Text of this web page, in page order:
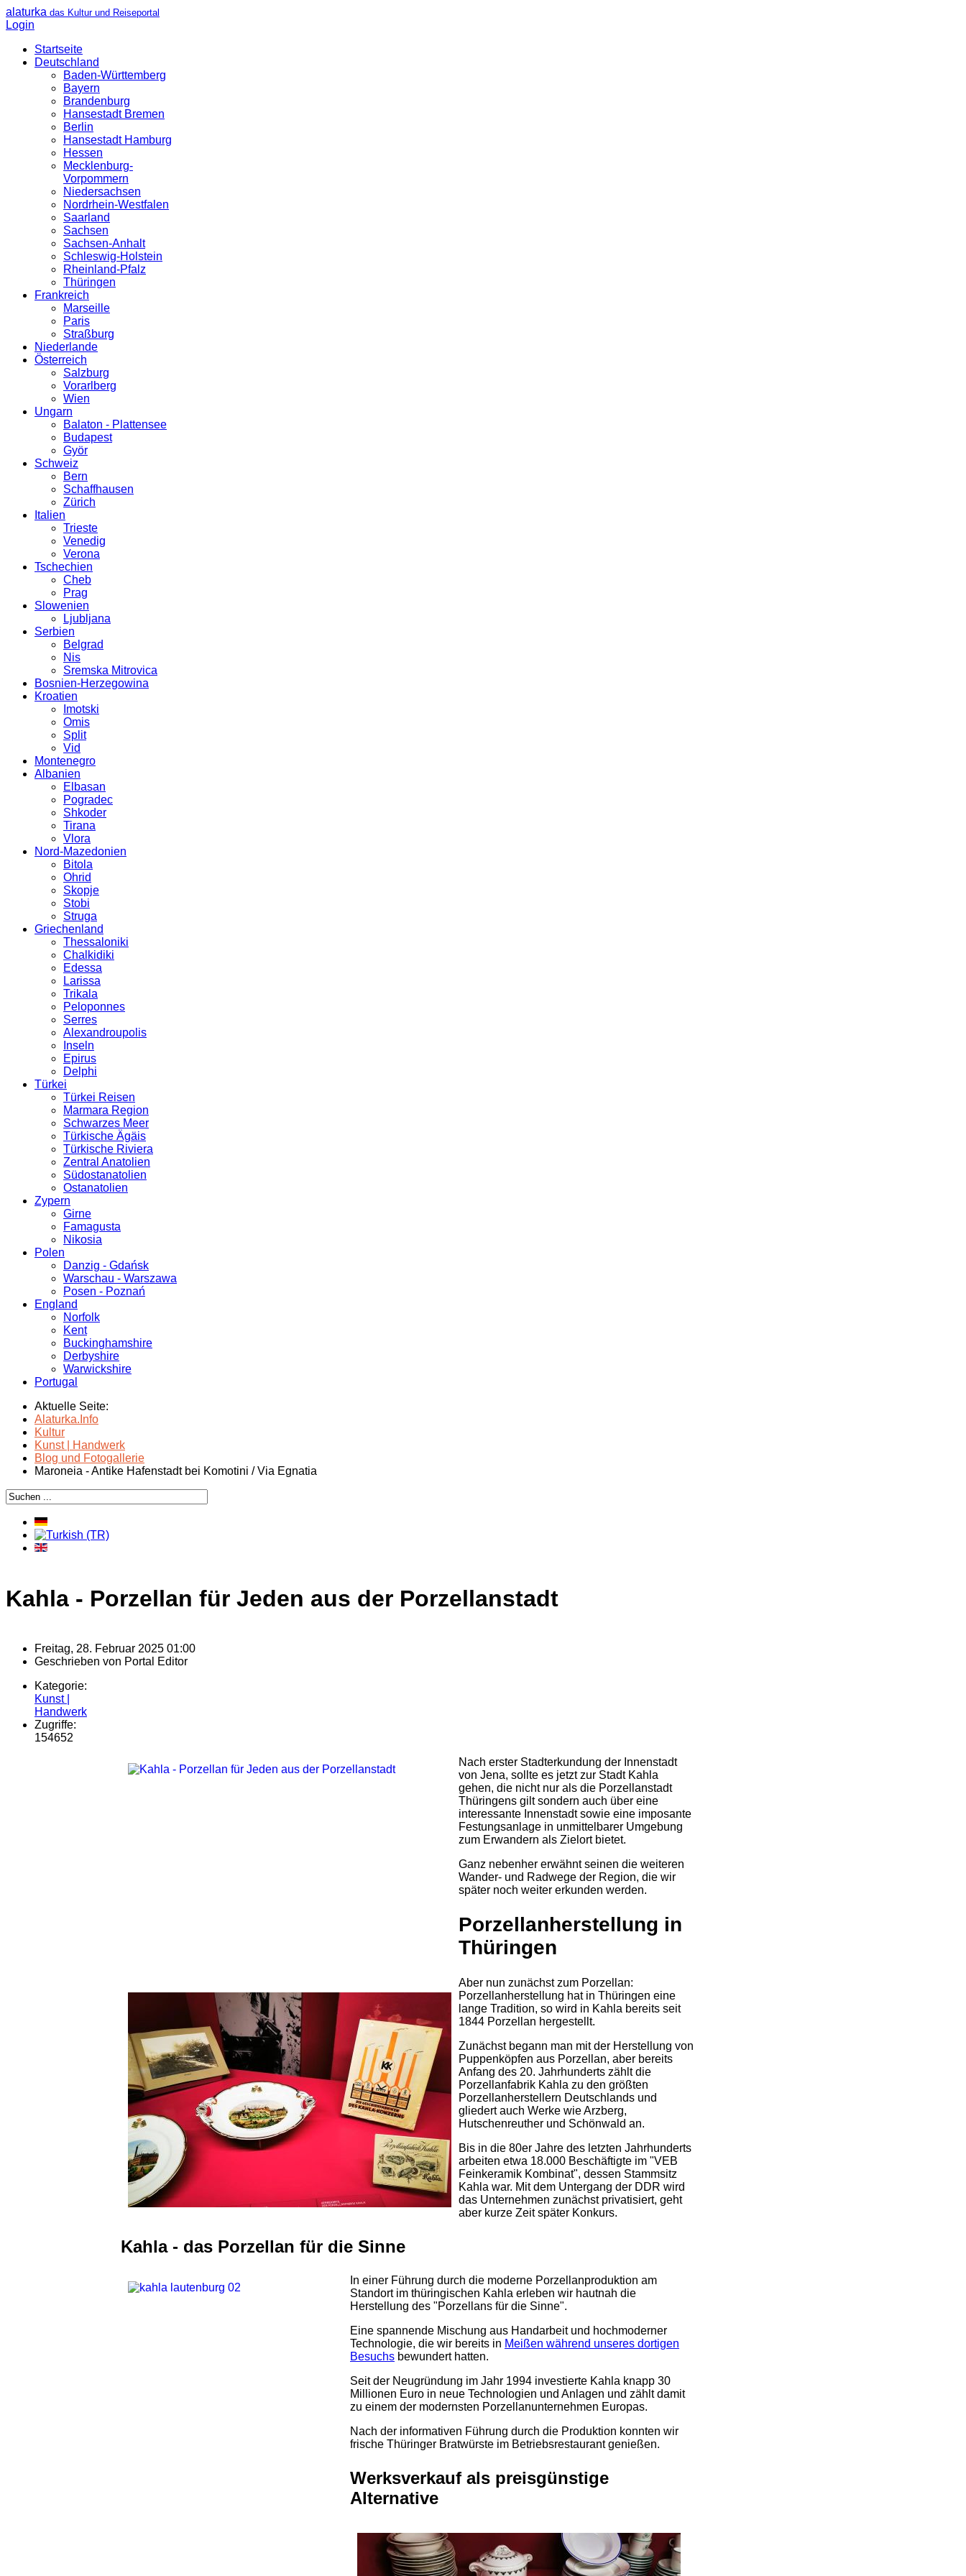
alaturka das Kultur und Reiseportal
Login
Startseite
Deutschland
Baden-Württemberg
Bayern
Brandenburg
Hansestadt Bremen
Berlin
Hansestadt Hamburg
Hessen
Mecklenburg-
Vorpommern
Niedersachsen
Nordrhein-Westfalen
Saarland
Sachsen
Sachsen-Anhalt
Schleswig-Holstein
Rheinland-Pfalz
Thüringen
Frankreich
Marseille
Paris
Straßburg
Niederlande
Österreich
Salzburg
Vorarlberg
Wien
Ungarn
Balaton - Plattensee
Budapest
Györ
Schweiz
Bern
Schaffhausen
Zürich
Italien
Trieste
Venedig
Verona
Tschechien
Cheb
Prag
Slowenien
Ljubljana
Serbien
Belgrad
Nis
Sremska Mitrovica
Bosnien-Herzegowina
Kroatien
Imotski
Omis
Split
Vid
Montenegro
Albanien
Elbasan
Pogradec
Shkoder
Tirana
Vlora
Nord-Mazedonien
Bitola
Ohrid
Skopje
Stobi
Struga
Griechenland
Thessaloniki
Chalkidiki
Edessa
Larissa
Trikala
Peloponnes
Serres
Alexandroupolis
Inseln
Epirus
Delphi
Türkei
Türkei Reisen
Marmara Region
Schwarzes Meer
Türkische Ägäis
Türkische Riviera
Zentral Anatolien
Südostanatolien
Ostanatolien
Zypern
Girne
Famagusta
Nikosia
Polen
Danzig - Gdańsk
Warschau - Warszawa
Posen - Poznań
England
Norfolk
Kent
Buckinghamshire
Derbyshire
Warwickshire
Portugal
Aktuelle Seite:
Alaturka.Info
Kultur
Kunst | Handwerk
Blog und Fotogallerie
Maroneia - Antike Hafenstadt bei Komotini / Via Egnatia
Kahla - Porzellan für Jeden aus der Porzellanstadt
Freitag, 28. Februar 2025 01:00
Geschrieben von Portal Editor
Kategorie:
Kunst |
Handwerk
Zugriffe:
154652
Nach erster Stadterkundung der Innenstadt
von Jena, sollte es jetzt zur Stadt Kahla
gehen, die nicht nur als die Porzellanstadt
Thüringens gilt sondern auch über eine
interessante Innenstadt sowie eine imposante
Festungsanlage in unmittelbarer Umgebung
zum Erwandern als Zielort bietet.
Ganz nebenher erwähnt seinen die weiteren
Wander- und Radwege der Region, die wir
später noch weiter erkunden werden.
Porzellanherstellung in
Thüringen
Aber nun zunächst zum Porzellan:
Porzellanherstellung hat in Thüringen eine
lange Tradition, so wird in Kahla bereits seit
1844 Porzellan hergestellt.
Zunächst begann man mit der Herstellung von
Puppenköpfen aus Porzellan, aber bereits
Anfang des 20. Jahrhunderts zählt die
Porzellanfabrik Kahla zu den größten
Porzellanherstellern Deutschlands und
gliedert auch Werke wie Arzberg,
Hutschenreuther und Schönwald an.
Bis in die 80er Jahre des letzten Jahrhunderts
arbeiten etwa 18.000 Beschäftigte im "VEB
Feinkeramik Kombinat", dessen Stammsitz
Kahla war. Mit dem Untergang der DDR wird
das Unternehmen zunächst privatisiert, geht
aber kurze Zeit später Konkurs.
Kahla - das Porzellan für die Sinne
In einer Führung durch die moderne Porzellanproduktion am
Standort im thüringischen Kahla erleben wir hautnah die
Herstellung des "Porzellans für die Sinne".
Eine spannende Mischung aus Handarbeit und hochmoderner
Technologie, die wir bereits in Meißen während unseres dortigen
Besuchs bewundert hatten.
Seit der Neugründung im Jahr 1994 investierte Kahla knapp 30
Millionen Euro in neue Technologien und Anlagen und zählt damit
zu einem der modernsten Porzellanunternehmen Europas.
Nach der informativen Führung durch die Produktion konnten wir
frische Thüringer Bratwürste im Betriebsrestaurant genießen.
Werksverkauf als preisgünstige
Alternative